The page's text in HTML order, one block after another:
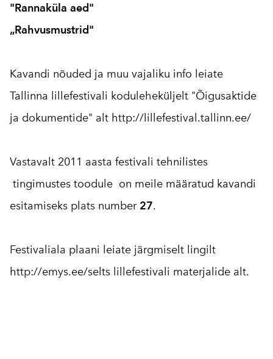
"Rannaküla aed"
„Rahvusmustrid"
Kavandi nõuded ja muu vajaliku info leiate
Tallinna lillefestivali koduleheküljelt "Õigusaktide
ja dokumentide" alt http://lillefestival.tallinn.ee/
Vastavalt 2011 aasta festivali tehnilistes
tingimustes toodule on meile määratud kavandi
esitamiseks plats number 27.
Festivaliala plaani leiate järgmiselt lingilt
http://emys.ee/selts lillefestivali materjalide alt.